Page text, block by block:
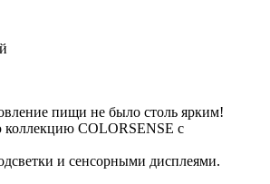
пищи не было столь ярким!
коллекцию COLORSENSE с
и сенсорными дисплеями.